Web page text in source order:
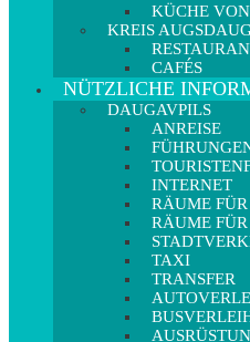
KÜCHE
KREIS
CAFÉS
NÜTZLICHE
DAUGAVPILS
ANREISE
INTERNET
RÄUME
RÄUME
TAXI
TRANSFER